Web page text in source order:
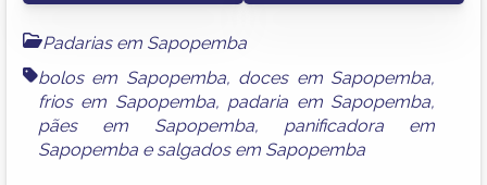
Padarias em Sapopemba
bolos em Sapopemba, doces em Sapopemba,
frios em Sapopemba, padaria em Sapopemba,
pães em Sapopemba, panificadora em
Sapopemba e salgados em Sapopemba